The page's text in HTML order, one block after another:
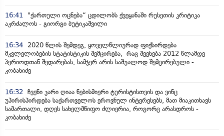
16:41
"ქართული ოცნება“ ცდილობს ქვეყანაში რუსეთის კრიტიკა
აკრძალოს - გიორგი ბუტიკაშვილი
16:34
2020 წლის შემდეგ, ყოველწლიურად ფიქსირდება
მკვლელობების სტატისტიკის შემცირება, რაც შეეხება 2012 წლამდე
პერიოდთან შედარებას, სამჯერ არის საშუალოდ შემცირებული -
კობახიძე
16:32
ჩვენი კარი ღიაა ნებისმიერი ტურისტისთვის და ვინც
უპირისპირდება საქართველოს ეროვნულ ინტერესებს, მათ მიაკითხავს
სამართალი, დღეს სახელმწიფო ძლიერია, როგორც არასდროს -
კობახიძე